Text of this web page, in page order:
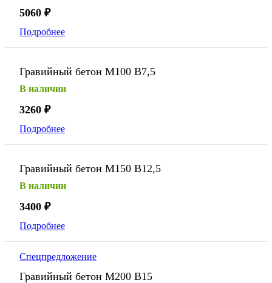
5060 ₽
Подробнее
Гравийный бетон М100 В7,5
В наличии
3260 ₽
Подробнее
Гравийный бетон М150 В12,5
В наличии
3400 ₽
Подробнее
Спецпредложение
Гравийный бетон М200 В15